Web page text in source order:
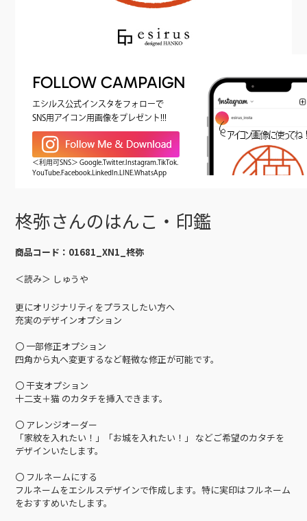
FOLLOW CAMPAIGN
エシルス公式インスタをフォローで
SNS用アイコン用画像をプレゼント!!!
＜利用可SNS＞ Google.Twitter.Instagram.TikTok.
YouTube.Facebook.LinkedIn.LINE.WhatsApp
柊弥さんのはんこ・印鑑
商品コード： 01681_XN1_柊弥
＜読み＞ しゅうや
更にオリジナリティをプラスしたい方へ
充実のデザインオプション
〇 一部修正オプション
四角から丸へ変更するなど軽微な修正が可能です。
〇 干支オプション
十二支＋猫 のカタチを挿入できます。
〇 アレンジオーダー
「家紋を入れたい！」「お城を入れたい！」 などご希望のカタチを
デザインいたします。
〇 フルネームにする
フルネームをエシルスデザインで作成します。特に実印はフルネーム
をおすすめいたします。